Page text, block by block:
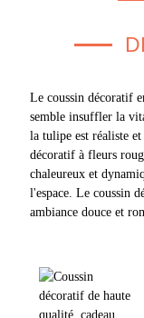
Le coussin décoratif
semble insuffler la
la tulipe est réaliste et
décoratif à fleurs
chaleureux et
l'espace. Le coussin
ambiance douce et